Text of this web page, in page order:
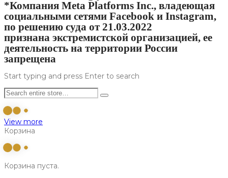
*Компания Meta Platforms Inc., владеющая
социальными сетями Facebook и Instagram,
по решению суда от 21.03.2022
признана экстремистской организацией, ее
деятельность на территории России
запрещена
Start typing and press Enter to search
View more
Корзина
Корзина пуста.